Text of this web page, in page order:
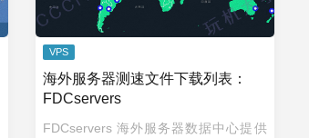
VPS
海外服务器测速文件下载列表：
FDCservers
FDCservers 海外服务器数据中心提供